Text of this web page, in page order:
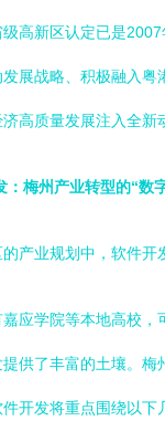
高新区认定已是
展战略、积极融入
高质量发展注入全新
：梅州产业转型的“数
产业规划中，软件开
嘉应学院等本地高校
供了丰富的土壤。梅
件开发将重点围绕以下